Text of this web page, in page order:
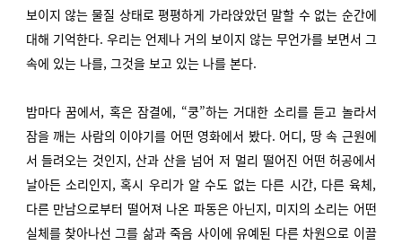
보이지 않는 물질 상태로 평평하게 가라앉았던 말할 수 없는 순간에
대해 기억한다. 우리는 언제나 거의 보이지 않는 무언가를 보면서 그
속에 있는 나를, 그것을 보고 있는 나를 본다.
밤마다 꿈에서, 혹은 잠결에, “쿵”하는 거대한 소리를 듣고 놀라서
잠을 깨는 사람의 이야기를 어떤 영화에서 봤다. 어디, 땅 속 근원에
서 들려오는 것인지, 산과 산을 넘어 저 멀리 떨어진 어떤 허공에서
날아든 소리인지, 혹시 우리가 알 수도 없는 다른 시간, 다른 육체,
다른 만남으로부터 떨어져 나온 파동은 아닌지, 미지의 소리는 어떤
실체를 찾아나선 그를 삶과 죽음 사이에 유예된 다른 차원으로 이끌